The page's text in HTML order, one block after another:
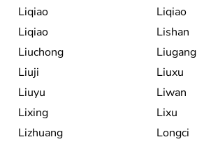
Liqiao
Liqiao
Liqiao
Lishan
Liuchong
Liugang
Liuji
Liuxu
Liuyu
Liwan
Lixing
Lixu
Lizhuang
Longci